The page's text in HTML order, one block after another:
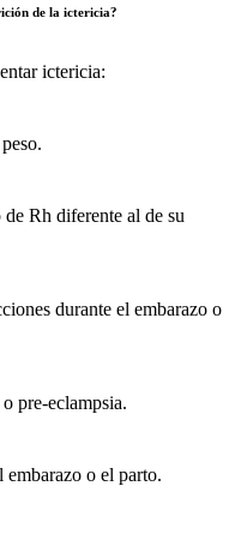
de la ictericia?
ictericia:
Rh diferente al de su
durante el embarazo o
pre-eclampsia.
embarazo o el parto.